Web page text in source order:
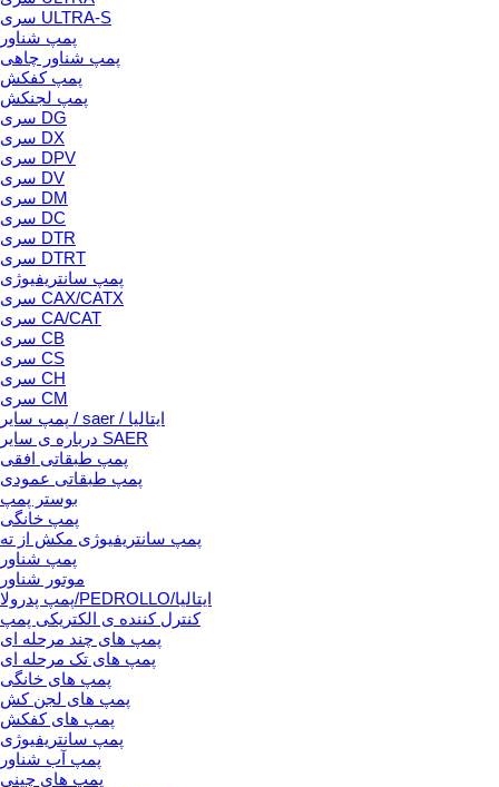
سری ULTRA-S
پمپ شناور
پمپ شناور چاهی
پمپ کفکش
پمپ لجنکش
سری DG
سری DX
سری DPV
سری DV
سری DM
سری DC
سری DTR
سری DTRT
پمپ سانتریفیوژی
سری CAX/CATX
سری CA/CAT
سری CB
سری CS
سری CH
سری CM
پمپ سایر / saer / ایتالیا
درباره ی سایر SAER
پمپ طبقاتی افقی
پمپ طبقاتی عمودی
بوستر پمپ
پمپ خانگی
پمپ سانتریفیوژی مکش از ته
پمپ شناور
موتور شناور
پمپ پدرولا/PEDROLLO/ایتالیا
کنترل کننده ی الکتریکی پمپ
پمپ های چند مرحله ای
پمپ های تک مرحله ای
پمپ های خانگی
پمپ های لجن کش
پمپ های کفکش
پمپ سانتریفیوژی
پمپ آب شناور
پمپ های چینی